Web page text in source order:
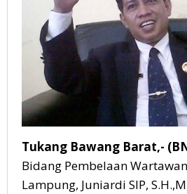
Tukang Bawang Barat,-
Bidang Pembelaan
Lampung, Juniardi SIP,